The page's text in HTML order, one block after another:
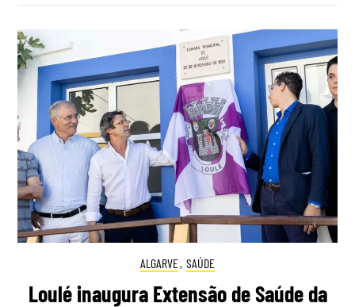
ALGARVE, SAÚDE
Loulé inaugura Extensão de Saúde da